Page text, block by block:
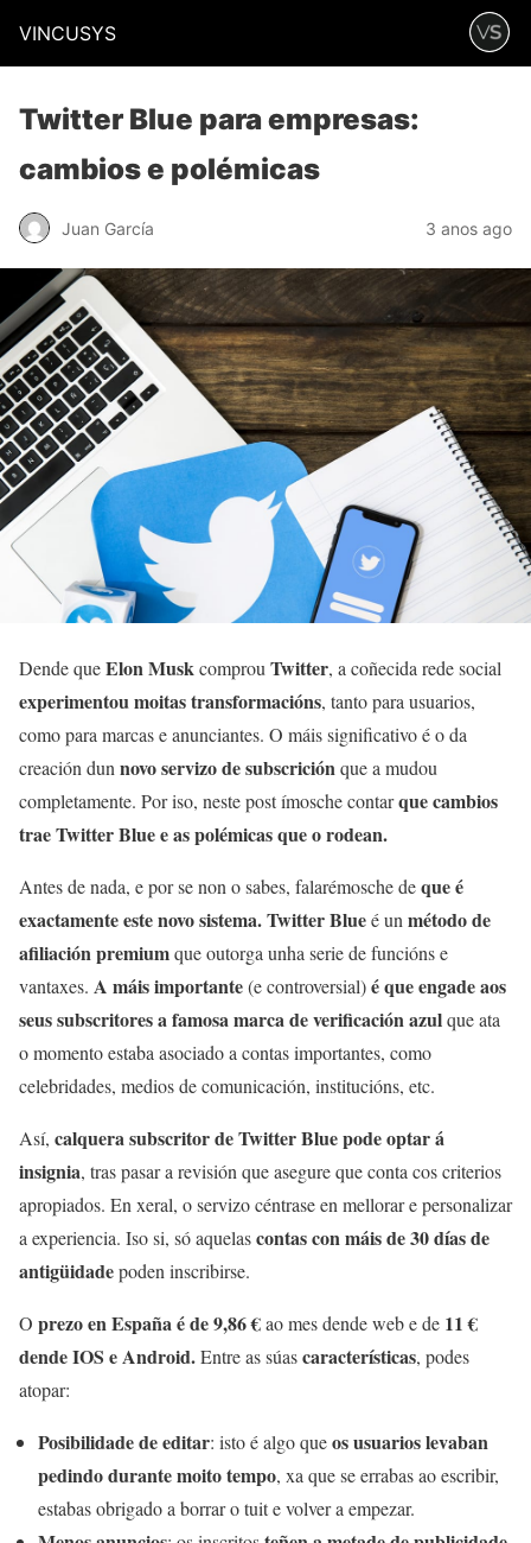
VINCUSYS
Twitter Blue para empresas:
cambios e polémicas
Juan García 3 anos ago
Dende queElon Muskcomprou Twitter, a coñecida rede social
experimentou moitas transformacións, tanto para usuarios,
como para marcas e anunciantes. O máis significativo é o da
creación dun novo servizo de subscriciónque a mudou
completamente. Por iso, neste post ímosche contarque cambios
trae Twitter Blue e as polémicas que o rodean.
Antes de nada, e por se non o sabes, falarémosche deque é
exactamente este novo sistema.Twitter Blueé un método de
afiliación premiumque outorga unha serie de funcións e
vantaxes. A máis importante(e controversial)é que engade aos
seus subscritores a famosa marca de verificación azulque ata
o momento estaba asociado a contas importantes, como
celebridades, medios de comunicación, institucións, etc.
Así, calquera subscritor de Twitter Blue pode optar á
insignia, tras pasar a revisión que asegure que conta cos criterios
apropiados. En xeral, o servizo céntrase en mellorar e personalizar
a experiencia. Iso si, só aquelascontas con máis de 30 días de
antigüidadepoden inscribirse.
O prezo en España é de 9,86 €ao mes dende web e de 11 €
dende IOS e Android.Entre as súascaracterísticas, podes
atopar:
Posibilidade de editar: isto é algo queos usuarios levaban
pedindo durante moito tempo, xa que se errabas ao escribir,
estabas obrigado a borrar o tuit e volver a empezar.